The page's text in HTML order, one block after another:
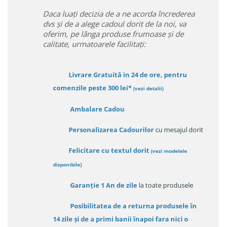
Daca luați decizia de a ne acorda încrederea
dvs și de a alege cadoul dorit de la noi, va
oferim, pe lânga produse frumoase și de
calitate, urmatoarele facilitați:
Livrare Gratuită in 24 de ore, pentru
comenzile peste 300 lei* (vezi detalii)
Ambalare Cadou
Personalizarea Cadourilorcu mesajul dorit
Felicitare cu textul dorit (vezi modelele
disponibile)
Garanție 1 An de zile la toate produsele
Posibilitatea de a returna produsele în
14 zileși de a primi banii înapoi fara nici o